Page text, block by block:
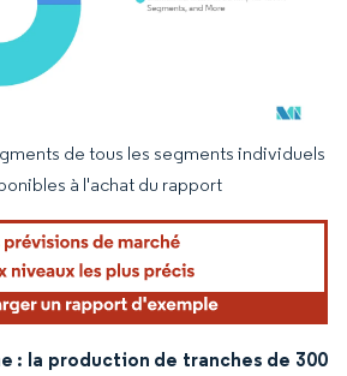
La réutilisation nécessite une attribution sous CC BY
de tous les segments individuels
à l'achat du rapport
: la production de tranches de 300